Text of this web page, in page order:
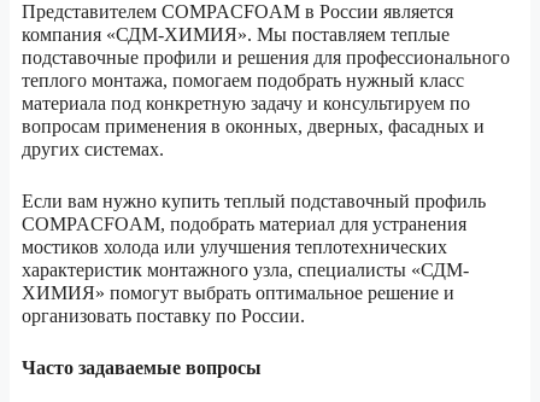
Представителем COMPACFOAM в России является
компания «СДМ-ХИМИЯ». Мы поставляем теплые
подставочные профили и решения для профессионального
теплого монтажа, помогаем подобрать нужный класс
материала под конкретную задачу и консультируем по
вопросам применения в оконных, дверных, фасадных и
других системах.
Если вам нужно купить теплый подставочный профиль
COMPACFOAM, подобрать материал для устранения
мостиков холода или улучшения теплотехнических
характеристик монтажного узла, специалисты «СДМ-
ХИМИЯ» помогут выбрать оптимальное решение и
организовать поставку по России.
Часто задаваемые вопросы